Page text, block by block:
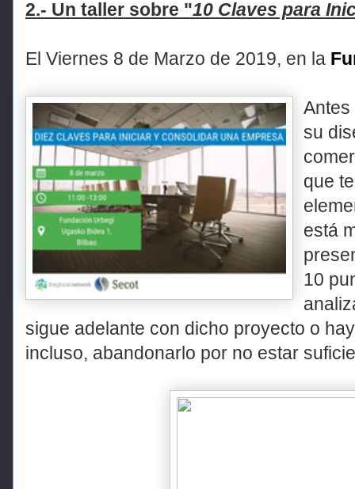
2.- Un taller sobre "10 Claves para
El Viernes 8 de Marzo de 2019, en la
su
que
está
10
sigue adelante con dicho proyecto o
incluso, abandonarlo por no estar